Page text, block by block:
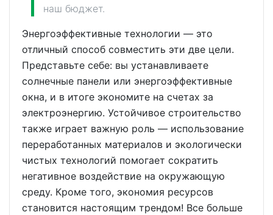
наш бюджет.
Энергоэффективные технологии — это
отличный способ совместить эти две цели.
Представьте себе: вы устанавливаете
солнечные панели или энергоэффективные
окна, и в итоге экономите на счетах за
электроэнергию. Устойчивое строительство
также играет важную роль — использование
переработанных материалов и экологически
чистых технологий помогает сократить
негативное воздействие на окружающую
среду. Кроме того, экономия ресурсов
становится настоящим трендом! Все больше